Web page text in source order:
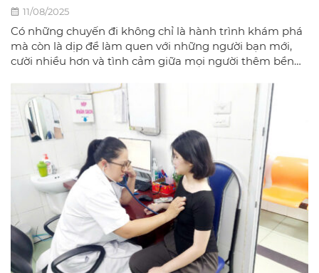
11/08/2025
Có những chuyến đi không chỉ là hành trình khám phá
mà còn là dịp để làm quen với những người bạn mới,
cười nhiều hơn và tình cảm giữa mọi người thêm bền